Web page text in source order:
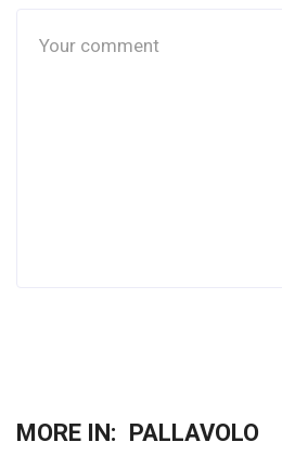
MORE IN: PALLAVOLO